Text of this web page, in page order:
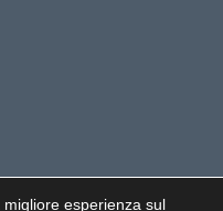
esperienza sul